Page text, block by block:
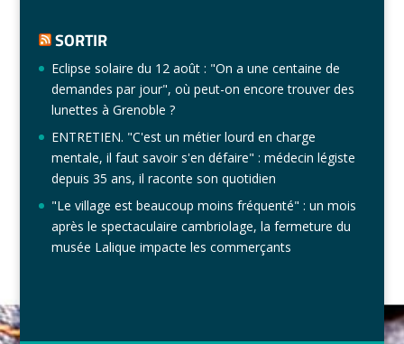
SORTIR
Eclipse solaire du 12 août : "On a une centaine de
demandes par jour", où peut-on encore trouver des
lunettes à Grenoble ?
ENTRETIEN. "C'est un métier lourd en charge
mentale, il faut savoir s'en défaire" : médecin légiste
depuis 35 ans, il raconte son quotidien
"Le village est beaucoup moins fréquenté" : un mois
après le spectaculaire cambriolage, la fermeture du
musée Lalique impacte les commerçants